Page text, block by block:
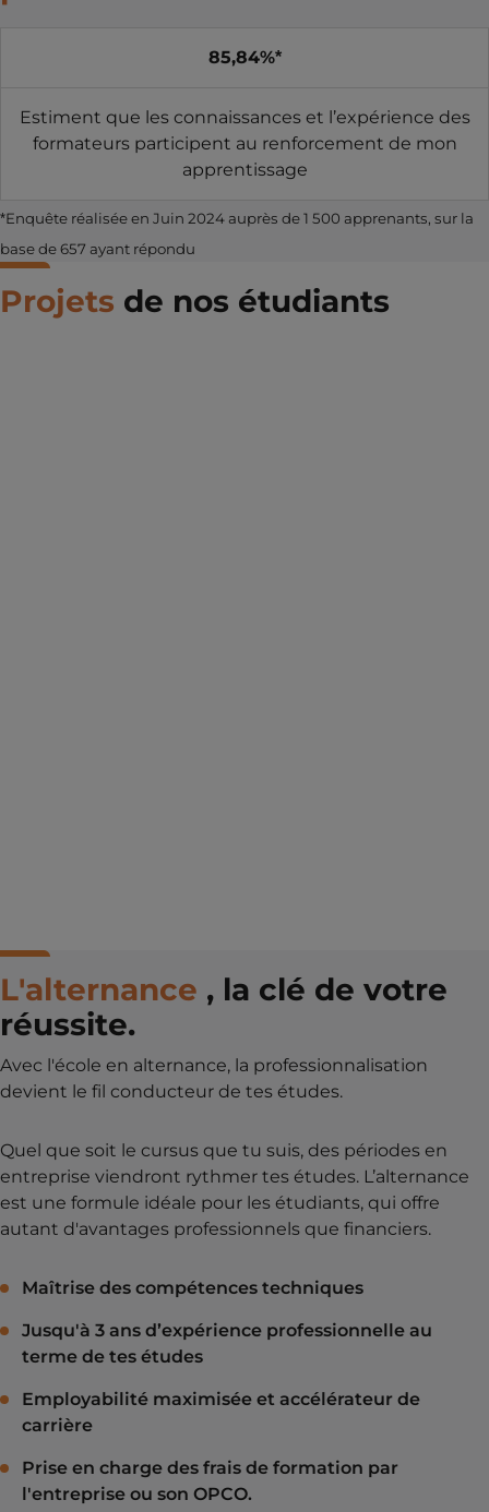
85,84%*
Estiment que les connaissances et l’expérience des
formateurs participent au renforcement de mon
apprentissage
*Enquête réalisée en Juin 2024 auprès de 1 500 apprenants, sur la
base de 657 ayant répondu
Projets de nos étudiants
L'alternance , la clé de votre
réussite.
Avec l'école en alternance, la professionnalisation
devient le fil conducteur de tes études.
Quel que soit le cursus que tu suis, des périodes en
entreprise viendront rythmer tes études. L’alternance
est une formule idéale pour les étudiants, qui offre
autant d'avantages professionnels que financiers.
Maîtrise des compétences techniques
Jusqu'à 3 ans d’expérience professionnelle au
terme de tes études
Employabilité maximisée et accélérateur de
carrière
Prise en charge des frais de formation par
l'entreprise ou son OPCO.